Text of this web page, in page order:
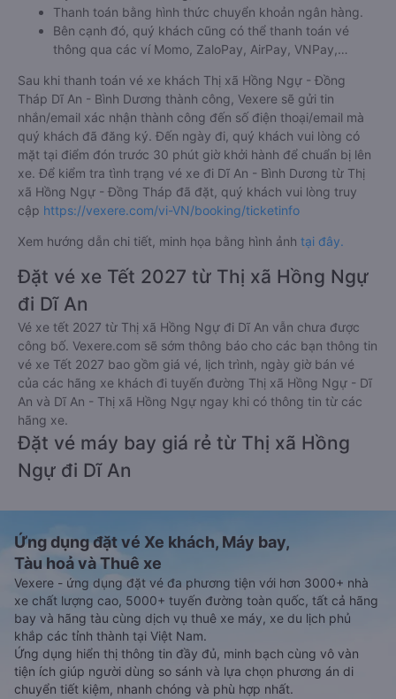
Thanh toán bằng hình thức chuyển khoản ngân hàng.
Bên cạnh đó, quý khách cũng có thể thanh toán vé
thông qua các ví Momo, ZaloPay, AirPay, VNPay,…
Sau khi thanh toán vé xe khách Thị xã Hồng Ngự - Đồng
Tháp Dĩ An - Bình Dương thành công, Vexere sẽ gửi tin
nhắn/email xác nhận thành công đến số điện thoại/email mà
quý khách đã đăng ký. Đến ngày đi, quý khách vui lòng có
mặt tại điểm đón trước 30 phút giờ khởi hành để chuẩn bị lên
xe. Để kiểm tra tình trạng vé xe đi Dĩ An - Bình Dương từ Thị
xã Hồng Ngự - Đồng Tháp đã đặt, quý khách vui lòng truy
cập https://vexere.com/vi-VN/booking/ticketinfo
Xem hướng dẫn chi tiết, minh họa bằng hình ảnh tại đây.
Đặt vé xe Tết 2027 từ Thị xã Hồng Ngự
đi Dĩ An
Vé xe tết 2027 từ Thị xã Hồng Ngự đi Dĩ An vẫn chưa được
công bố. Vexere.com sẽ sớm thông báo cho các bạn thông tin
vé xe Tết 2027 bao gồm giá vé, lịch trình, ngày giờ bán vé
của các hãng xe khách đi tuyến đường Thị xã Hồng Ngự - Dĩ
An và Dĩ An - Thị xã Hồng Ngự ngay khi có thông tin từ các
hãng xe.
Đặt vé máy bay giá rẻ từ Thị xã Hồng
Ngự đi Dĩ An
Ứng dụng đặt vé Xe khách, Máy bay,
Tàu hoả và Thuê xe
Vexere - ứng dụng đặt vé đa phương tiện với hơn 3000+ nhà
xe chất lượng cao, 5000+ tuyến đường toàn quốc, tất cả hãng
bay và hãng tàu cùng dịch vụ thuê xe máy, xe du lịch phủ
khắp các tỉnh thành tại Việt Nam.
Ứng dụng hiển thị thông tin đầy đủ, minh bạch cùng vô vàn
tiện ích giúp người dùng so sánh và lựa chọn phương án di
chuyển tiết kiệm, nhanh chóng và phù hợp nhất.